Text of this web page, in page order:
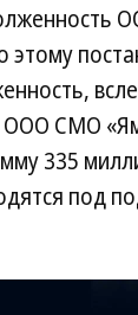
этому
ООО СМО
335
под